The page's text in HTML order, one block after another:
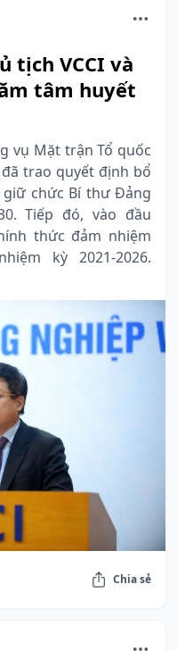
tịch VCCI và
tâm huyết
vụ Mặt trận Tổ quốc
trao quyết định bổ
giữ chức Bí thư Đảng
Tiếp đó, vào đầu
thức đảm nhiệm
kỳ 2021-2026.
Chia sẻ